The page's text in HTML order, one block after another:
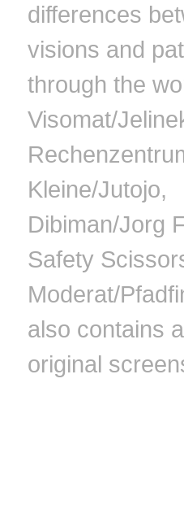
differences
visions and
through the
Visomat/
Kleine/Jutojo,
Dibiman/Jorg
Safety
Moderat/
also contains
original